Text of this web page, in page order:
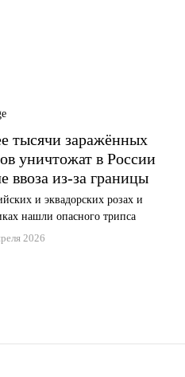
тысячи заражённых
уничтожат в России
ввоза из-за границы
и эквадорских розах и
нашли опасного трипса
2026